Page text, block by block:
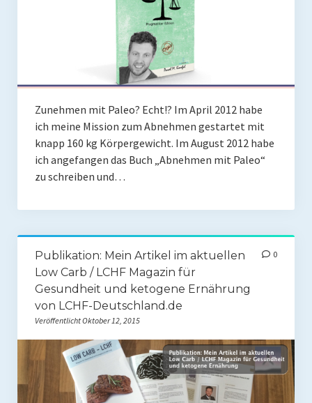
Zunehmen mit Paleo? Echt!? Im April 2012 habe
ich meine Mission zum Abnehmen gestartet mit
knapp 160 kg Körpergewicht. Im August 2012 habe
ich angefangen das Buch „Abnehmen mit Paleo“
zu schreiben und…
Publikation: Mein Artikel im aktuellen
Low Carb / LCHF Magazin für
Gesundheit und ketogene Ernährung
von LCHF-Deutschland.de
Veröffentlicht Oktober 12, 2015
0